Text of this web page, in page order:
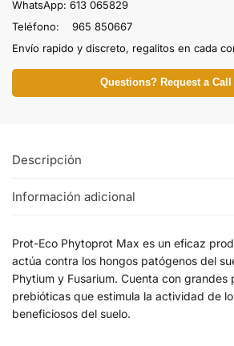
WhatsApp: 613 065829
Teléfono: 965 850667
Envío rapido y discreto, regalitos en cada
Questions? Request a Call
Descripción
Información adicional
Prot-Eco Phytoprot Max es un eficaz
actúa contra los hongos patógenos del
Phytium y Fusarium. Cuenta con grandes
prebióticas que estimula la actividad de
beneficiosos del suelo.